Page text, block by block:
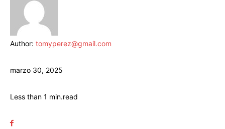
Author: tomyperez@gmail.com
marzo 30, 2025
Less than 1 min.read